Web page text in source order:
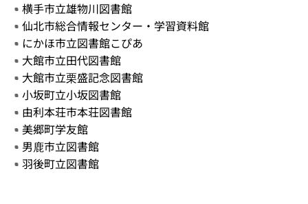
横手市立雄物川図書館
仙北市総合情報センター・学習資料館
にかほ市立図書館こぴあ
大館市立田代図書館
大館市立栗盛記念図書館
小坂町立小坂図書館
由利本荘市本荘図書館
美郷町学友館
男鹿市立図書館
羽後町立図書館